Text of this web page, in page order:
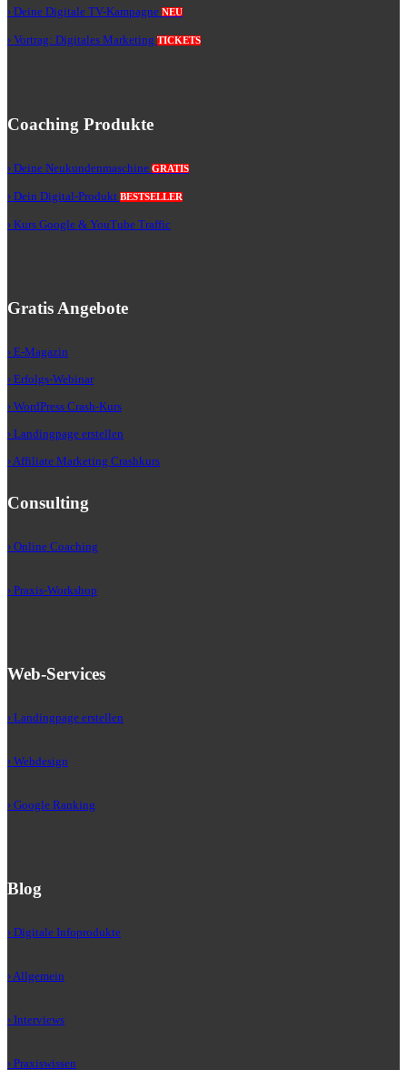
› Deine Digitale TV-Kampagne NEU
› Vortrag: Digitales Marketing TICKETS
Coaching Produkte
› Deine Neukundenmaschine GRATIS
› Dein Digital-Produkt BESTSELLER
› Kurs Google & YouTube Traffic
Gratis Angebote
› E-Magazin
› Erfolgs-Webinar
› WordPress Crash-Kurs
› Landingpage erstellen
› Affiliate Marketing Crashkurs
Consulting
› Online Coaching
› Praxis-Workshop
Web-Services
› Landingpage erstellen
› Webdesign
› Google Ranking
Blog
› Digitale Infoprodukte
› Allgemein
› Interviews
› Praxiswissen